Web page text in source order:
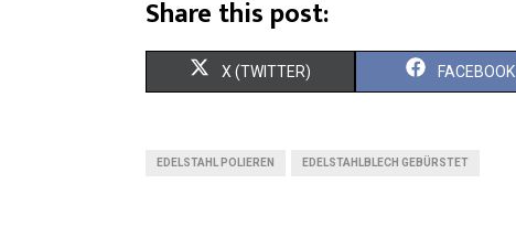
Share this post:
X (TWITTER) FACEBOOK
EDELSTAHL POLIEREN EDELSTAHLBLECH GEBÜRSTET